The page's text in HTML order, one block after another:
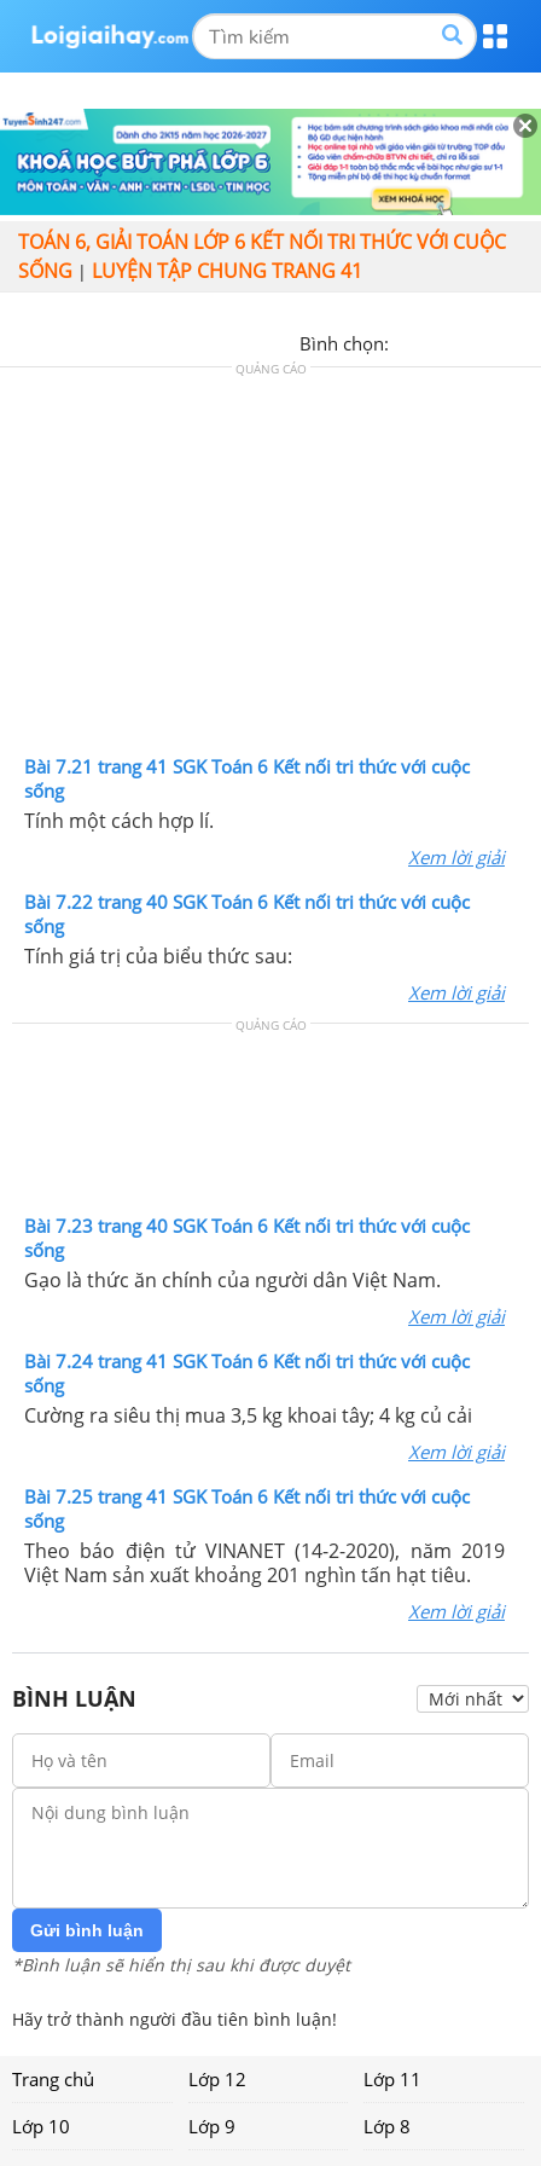
TOÁN 6, GIẢI TOÁN LỚP 6 KẾT NỐI TRI THỨC VỚI CUỘC
SỐNG | LUYỆN TẬP CHUNG TRANG 41
Bình chọn:
QUẢNG CÁO
Bài 7.21 trang 41 SGK Toán 6 Kết nối tri thức với cuộc
sống
Tính một cách hợp lí.
Xem lời giải
Bài 7.22 trang 40 SGK Toán 6 Kết nối tri thức với cuộc
sống
Tính giá trị của biểu thức sau:
Xem lời giải
QUẢNG CÁO
Bài 7.23 trang 40 SGK Toán 6 Kết nối tri thức với cuộc
sống
Gạo là thức ăn chính của người dân Việt Nam.
Xem lời giải
Bài 7.24 trang 41 SGK Toán 6 Kết nối tri thức với cuộc
sống
Cường ra siêu thị mua 3,5 kg khoai tây; 4 kg củ cải
Xem lời giải
Bài 7.25 trang 41 SGK Toán 6 Kết nối tri thức với cuộc
sống
Theo báo điện tử VINANET (14-2-2020), năm 2019
Việt Nam sản xuất khoảng 201 nghìn tấn hạt tiêu.
Xem lời giải
BÌNH LUẬN
Gửi bình luận
*Bình luận sẽ hiển thị sau khi được duyệt
Hãy trở thành người đầu tiên bình luận!
Trang chủ Lớp 12
Lớp 11
Lớp 10
Lớp 9
Lớp 8